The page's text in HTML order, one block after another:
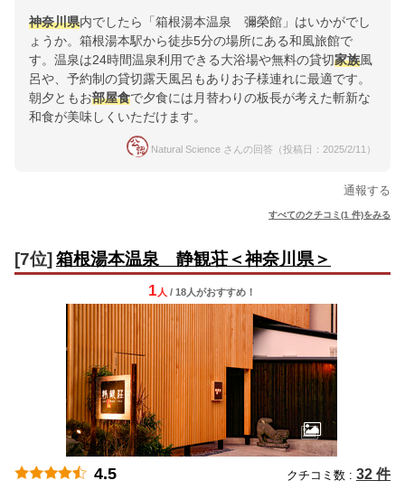
神奈川県内でしたら「箱根湯本温泉 彌榮館」はいかがでし
ょうか。箱根湯本駅から徒歩5分の場所にある和風旅館で
す。温泉は24時間温泉利用できる大浴場や無料の貸切家族風
呂や、予約制の貸切露天風呂もありお子様連れに最適です。
朝夕ともお部屋食で夕食には月替わりの板長が考えた斬新な
和食が美味しくいただけます。
Natural Science さんの回答（投稿日：2025/2/11）
通報する
すべてのクチコミ(1 件)をみる
[7位] 箱根湯本温泉 静観荘＜神奈川県＞
1 人 / 18人がおすすめ！
4.5 クチコミ数 : 32 件